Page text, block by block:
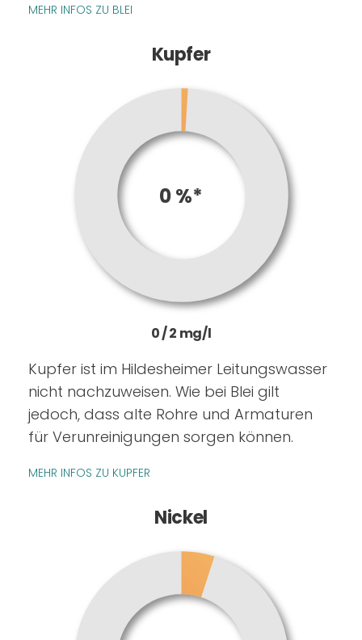
MEHR INFOS ZU BLEI
Kupfer
0 %*
0 / 2 mg/l
Kupfer ist im Hildesheimer Leitungswasser
nicht nachzuweisen. Wie bei Blei gilt
jedoch, dass alte Rohre und Armaturen
für Verunreinigungen sorgen können.
MEHR INFOS ZU KUPFER
Nickel